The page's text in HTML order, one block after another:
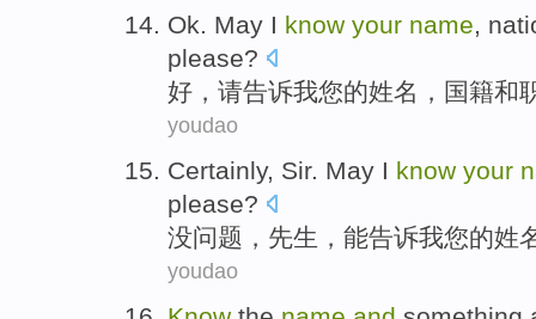
Ok. May I know your name,
please?
好 ， 请告诉我您的姓名 ， 国籍和
youdao
Certainly, Sir. May I know your
please?
没问题 ， 先生 ， 能告诉我您的姓
youdao